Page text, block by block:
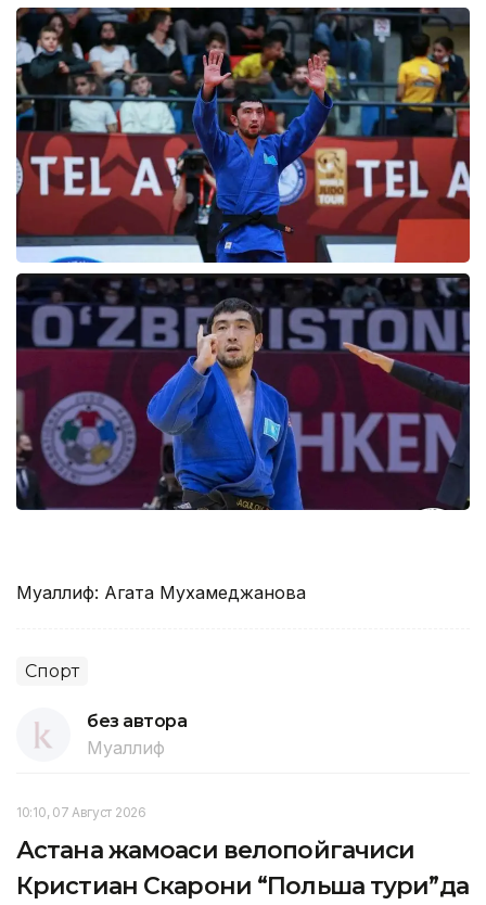
Муаллиф: Агата Мухамеджанова
Спорт
без автора
Муаллиф
10:10, 07 Август 2026
Астана жамоаси велопойгачиси
Кристиан Скарони “Польша тури”да